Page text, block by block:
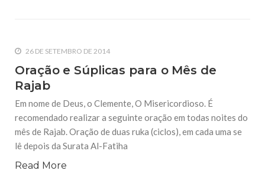
26 DE SETEMBRO DE 2014
Oração e Súplicas para o Mês de
Rajab
Em nome de Deus, o Clemente, O Misericordioso. É
recomendado realizar a seguinte oração em todas noites do
mês de Rajab. Oração de duas ruka (ciclos), em cada uma se
lê depois da Surata Al-Fatiha
Read More